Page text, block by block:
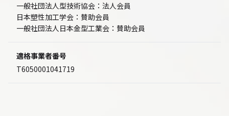
一般社団法人型技術協会：法人会員
日本塑性加工学会：賛助会員
一般社団法人日本金型工業会：賛助会員
適格事業者番号
T6050001041719